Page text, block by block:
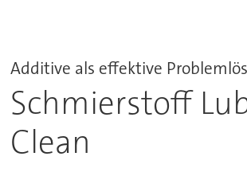
Additive als effektive
Schmierstoff
Clean